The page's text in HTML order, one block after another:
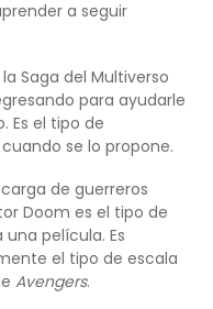
a seguir
Saga del Multiverso
para ayudarle
Es el tipo de
se lo propone.
de guerreros
Doom es el tipo de
película. Es
el tipo de escala
Avengers.